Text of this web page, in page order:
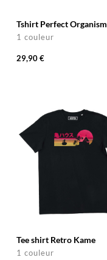
Tshirt Perfect Organism
1 couleur
29,90 €
Tee shirt Retro Kame
1 couleur